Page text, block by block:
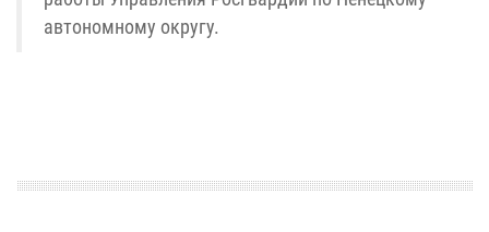
автономному округу.